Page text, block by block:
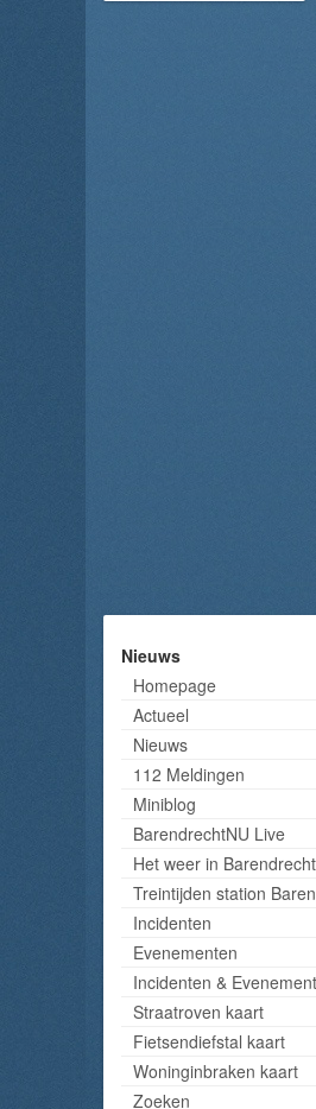
Nieuws
Homepage
Actueel
Nieuws
112 Meldingen
Miniblog
BarendrechtNU Live
Het weer in Barendrecht
Treintijden station
Incidenten
Evenementen
Incidenten &
Straatroven kaart
Fietsendiefstal kaart
Woninginbraken kaart
Zoeken